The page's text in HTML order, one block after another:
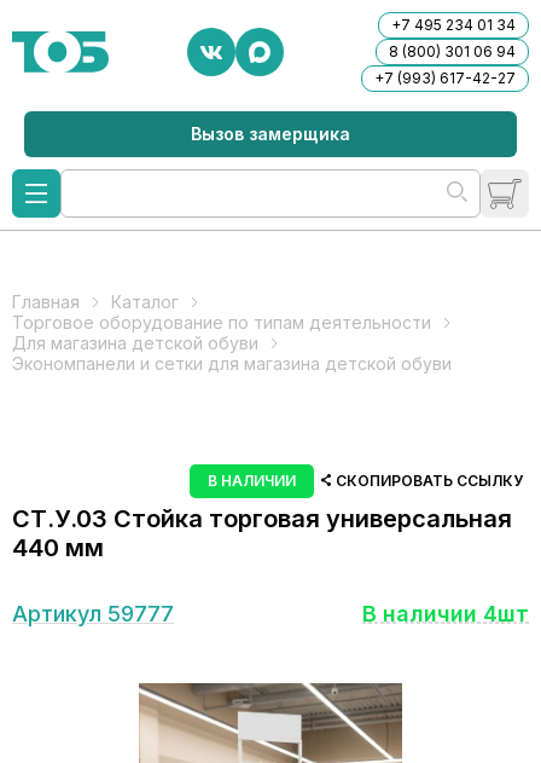
+7 495 234 01 34
8 (800) 301 06 94
+7 (993) 617-42-27
Вызов замерщика
Главная
Каталог
Торговое оборудование по типам деятельности
Для магазина детской обуви
Экономпанели и сетки для магазина детской обуви
В НАЛИЧИИ СКОПИРОВАТЬ ССЫЛКУ
СТ.У.03 Стойка торговая универсальная
440 мм
Артикул 59777 В наличии 4шт